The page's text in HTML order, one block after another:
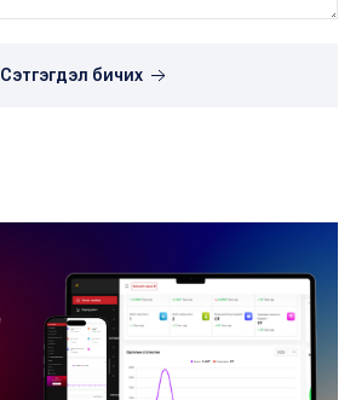
Сэтгэгдэл бичих